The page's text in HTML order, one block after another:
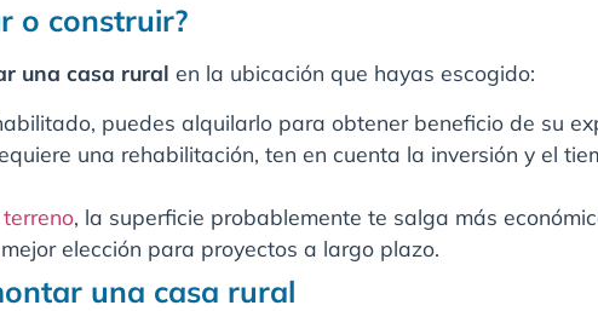
o construir?
una casa rural en la ubicación que hayas escogido:
puedes alquilarlo para obtener beneficio de su
una rehabilitación, ten en cuenta la inversión y el
terreno, la superficie probablemente te salga más
elección para proyectos a largo plazo.
una casa rural